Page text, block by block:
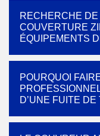
RECHERCHE DE
COUVERTURE
ÉQUIPEMENTS
POURQUOI
D’UNE FUITE DE